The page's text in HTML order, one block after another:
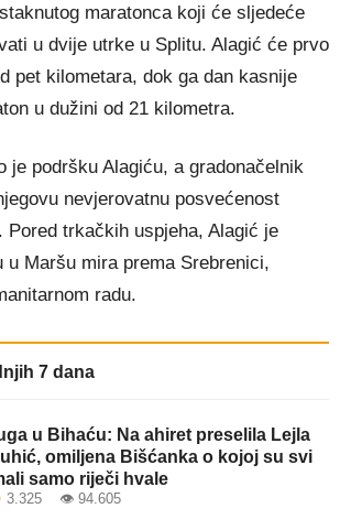
maratonca koji će sljedeće
u dvije utrke u Splitu. Alagić će prvo
pet kilometara, dok ga dan kasnije
u dužini od 21 kilometra.
je podršku Alagiću, a gradonačelnik
nevjerovatnu posvećenost
Pored trkačkih uspjeha, Alagić je
u Maršu mira prema Srebrenici,
radu.
7 dana
u Bihaću: Na ahiret preselila Lejla
omiljena Bišćanka o kojoj su svi
samo riječi hvale
3.325 👁 94.605